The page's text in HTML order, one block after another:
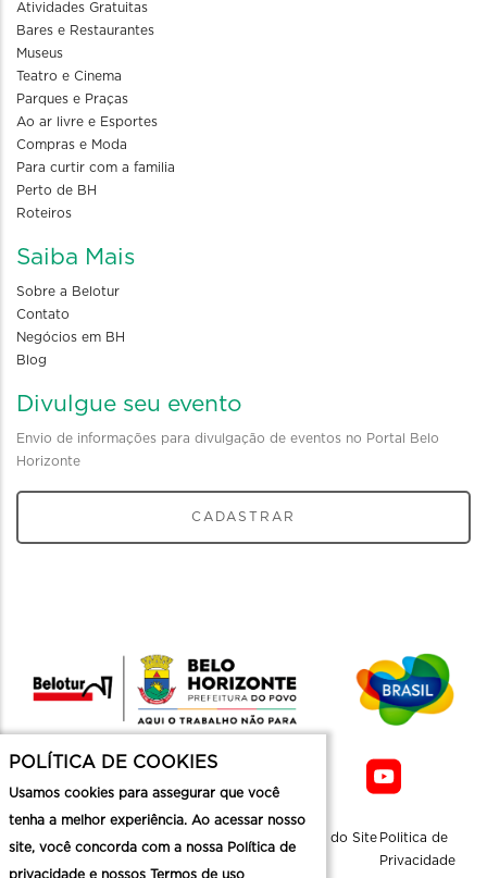
Atividades Gratuitas
Bares e Restaurantes
Museus
Teatro e Cinema
Parques e Praças
Ao ar livre e Esportes
Compras e Moda
Para curtir com a familia
Perto de BH
Roteiros
Saiba Mais
Sobre a Belotur
Contato
Negócios em BH
Blog
Divulgue seu evento
Envio de informações para divulgação de eventos no Portal Belo
Horizonte
CADASTRAR
Mapa do Site Politica de
Privacidade
POLÍTICA DE COOKIES
Usamos cookies para assegurar que você
tenha a melhor experiência. Ao acessar nosso
site, você concorda com a nossa Política de
privacidade e nossos Termos de uso